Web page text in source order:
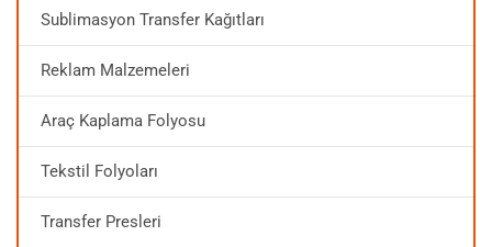
Sublimasyon Transfer Kağıtları
Reklam Malzemeleri
Araç Kaplama Folyosu
Tekstil Folyoları
Transfer Presleri